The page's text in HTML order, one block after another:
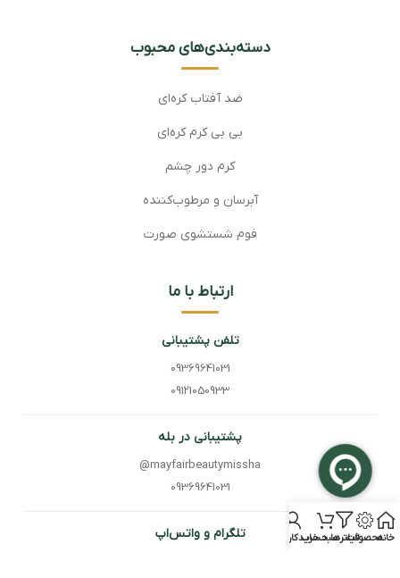
دسته‌بندی‌های محبوب
ضد آفتاب کره‌ای
بی بی کرم کره‌ای
کرم دور چشم
آبرسان و مرطوب‌کننده
فوم شستشوی صورت
ارتباط با ما
تلفن پشتیبانی
09369641031
09121050933
پشتیبانی در بله
@mayfairbeautymissha
09369641031
تلگرام و واتس‌اپ خانهمحصولاتفیلترهاسبد خرید
حساب کاربری من